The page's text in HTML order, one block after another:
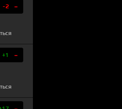
-2 -
+1 -